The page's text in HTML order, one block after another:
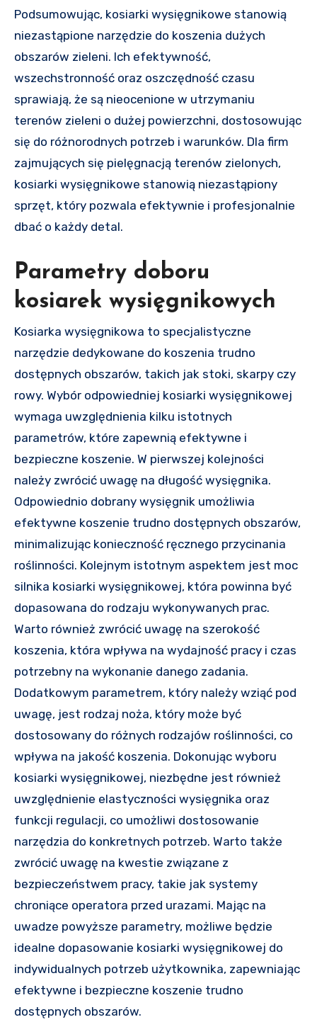
Podsumowując, kosiarki wysięgnikowe stanowią
niezastąpione narzędzie do koszenia dużych
obszarów zieleni. Ich efektywność,
wszechstronność oraz oszczędność czasu
sprawiają, że są nieocenione w utrzymaniu
terenów zieleni o dużej powierzchni, dostosowując
się do różnorodnych potrzeb i warunków. Dla firm
zajmujących się pielęgnacją terenów zielonych,
kosiarki wysięgnikowe stanowią niezastąpiony
sprzęt, który pozwala efektywnie i profesjonalnie
dbać o każdy detal.
Parametry doboru
kosiarek wysięgnikowych
Kosiarka wysięgnikowa to specjalistyczne
narzędzie dedykowane do koszenia trudno
dostępnych obszarów, takich jak stoki, skarpy czy
rowy. Wybór odpowiedniej kosiarki wysięgnikowej
wymaga uwzględnienia kilku istotnych
parametrów, które zapewnią efektywne i
bezpieczne koszenie. W pierwszej kolejności
należy zwrócić uwagę na długość wysięgnika.
Odpowiednio dobrany wysięgnik umożliwia
efektywne koszenie trudno dostępnych obszarów,
minimalizując konieczność ręcznego przycinania
roślinności. Kolejnym istotnym aspektem jest moc
silnika kosiarki wysięgnikowej, która powinna być
dopasowana do rodzaju wykonywanych prac.
Warto również zwrócić uwagę na szerokość
koszenia, która wpływa na wydajność pracy i czas
potrzebny na wykonanie danego zadania.
Dodatkowym parametrem, który należy wziąć pod
uwagę, jest rodzaj noża, który może być
dostosowany do różnych rodzajów roślinności, co
wpływa na jakość koszenia. Dokonując wyboru
kosiarki wysięgnikowej, niezbędne jest również
uwzględnienie elastyczności wysięgnika oraz
funkcji regulacji, co umożliwi dostosowanie
narzędzia do konkretnych potrzeb. Warto także
zwrócić uwagę na kwestie związane z
bezpieczeństwem pracy, takie jak systemy
chroniące operatora przed urazami. Mając na
uwadze powyższe parametry, możliwe będzie
idealne dopasowanie kosiarki wysięgnikowej do
indywidualnych potrzeb użytkownika, zapewniając
efektywne i bezpieczne koszenie trudno
dostępnych obszarów.